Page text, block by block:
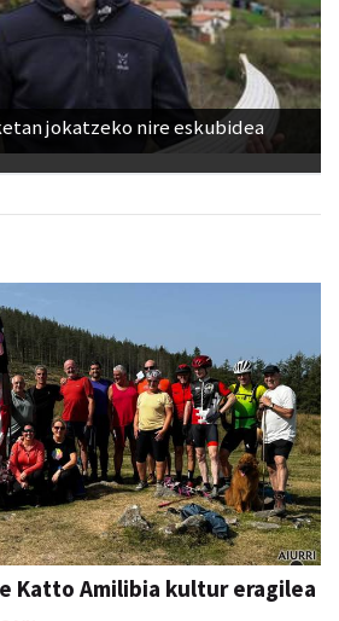
jokatzeko nire eskubidea
Katto Amilibia kultur eragilea